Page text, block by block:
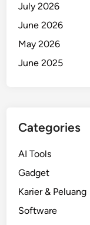
July 2026
June 2026
May 2026
June 2025
Categories
AI Tools
Gadget
Karier & Peluang
Software